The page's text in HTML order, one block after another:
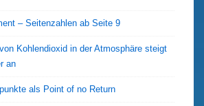
– Seitenzahlen ab Seite 9
Kohlendioxid in der Atmosphäre steigt
an
als Point of no Return